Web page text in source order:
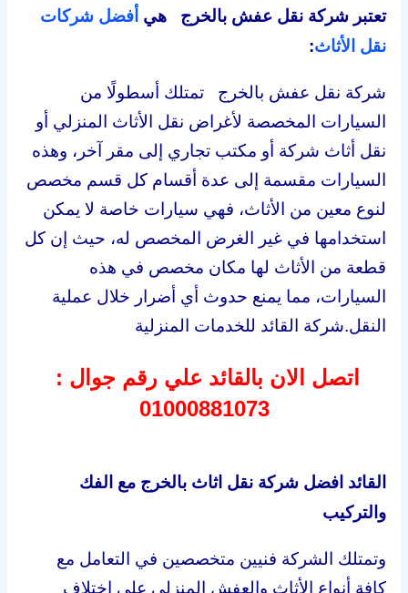
تعتبر شركة نقل عفش بالخرج هي أفضل شركات
نقل الأثاث:
شركة نقل عفش بالخرج تمتلك أسطولًا من
السيارات المخصصة لأغراض نقل الأثاث المنزلي أو
نقل أثاث شركة أو مكتب تجاري إلى مقر آخر، وهذه
السيارات مقسمة إلى عدة أقسام كل قسم مخصص
لنوع معين من الأثاث، فهي سيارات خاصة لا يمكن
استخدامها في غير الغرض المخصص له، حيث إن كل
قطعة من الأثاث لها مكان مخصص في هذه
السيارات، مما يمنع حدوث أي أضرار خلال عملية
النقل.شركة القائد للخدمات المنزلية
اتصل الان بالقائد عليرقم جوال :
01000881073
القائد افضل شركة نقل اثاث بالخرج مع الفك
والتركيب
وتمتلك الشركة فنيين متخصصين في التعامل مع
كافة أنواع الأثاث والعفش المنزلي على اختلاف